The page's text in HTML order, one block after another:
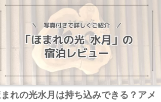
れの光水月は持ち込みできる？アメ